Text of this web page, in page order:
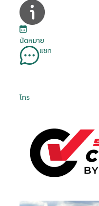
นัดหมาย
แชท
โทร